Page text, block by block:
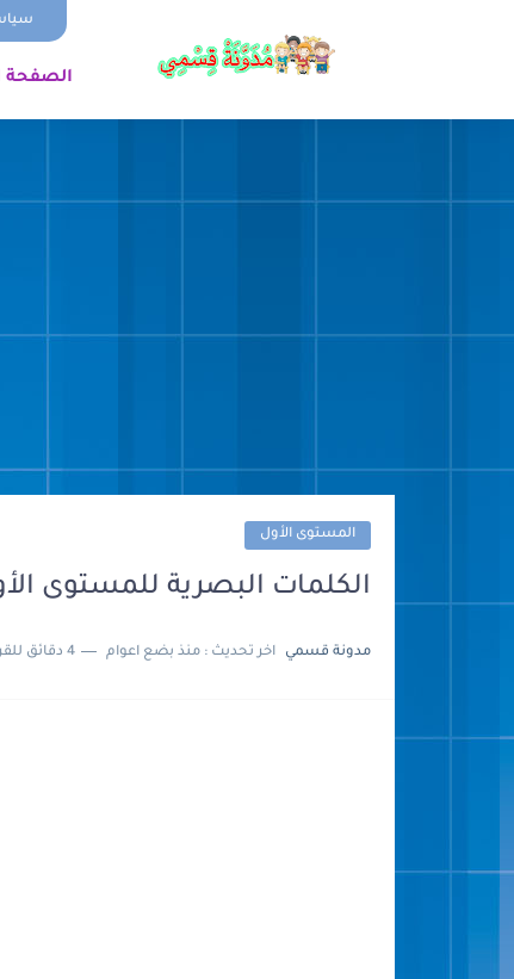
الصفحة
المستوى الأول
الكلمات البصرية للمستوى
مدونة قسمي اخر تحديث : منذ بضع اعوام 4 دقائق للقراءة